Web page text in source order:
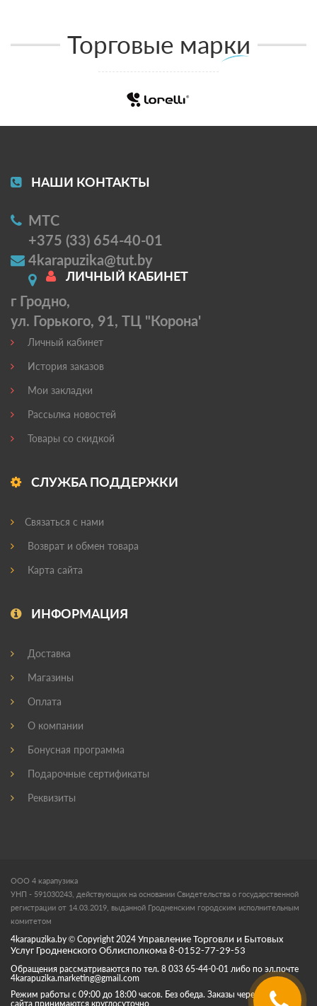
Торговые марки
НАШИ КОНТАКТЫ
МТС
+375 (33) 654-40-01
4karapuzika@tut.by
г Гродно,
ул. Горького, 91, ТЦ "Корона'
ЛИЧНЫЙ КАБИНЕТ
Личный кабинет
История заказов
Мои закладки
Рассылка новостей
Товары со скидкой
СЛУЖБА ПОДДЕРЖКИ
Связаться с нами
Возврат и обмен товара
Карта сайта
ИНФОРМАЦИЯ
Доставка
Магазины
Оплата
О компании
Бонусная программа
Подарочные сертификаты
Реквизиты
ООО 4 карапузика
УНП - 591030243, действующих на основании Свидетельства о государственной
регистрации от 14.03.2019, выданной Гродненским городским исполнительным
комитетом
4karapuzika.by © Copyright 2024 Управление Торговли и Бытовых
Услуг Гродненского Облисполкома 8-0152-77-29-53
Обращения рассматриваются по тел. 8 033 65-44-0-01 либо по эл.почте
4karapuzika.marketing@gmail.com
Режим работы с 09:00 до 18:00 часов. Без обеда. Заказы через корзину
сайта принимаются круглосуточно